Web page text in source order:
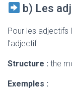
b) Les
Pour les adjectifs
l’adjectif.
Structure : the
Exemples :